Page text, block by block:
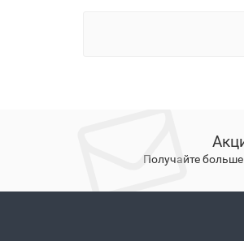
Получайте